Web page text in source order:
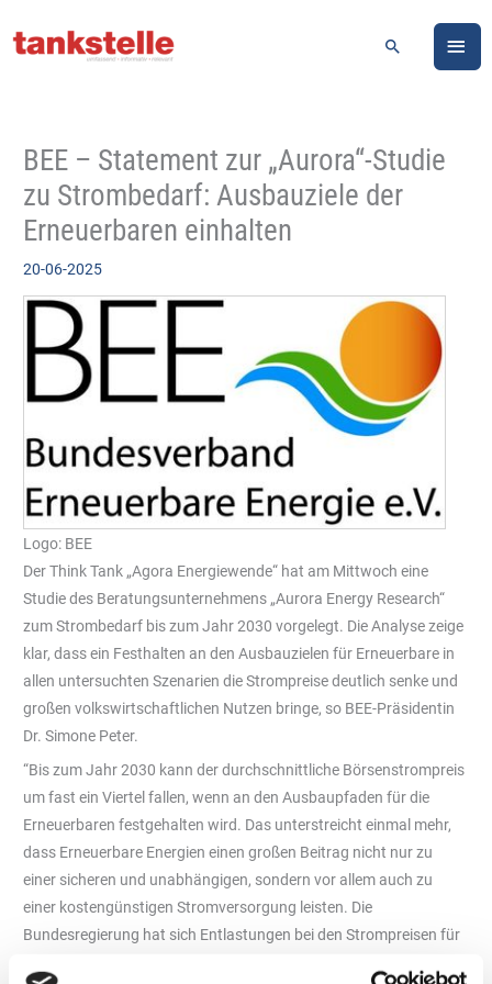
Inhalt
Suchen
BEE – Statement zur „Aurora“-Studie
zu Strombedarf: Ausbauziele der
Erneuerbaren einhalten
20-06-2025
Logo: BEE
Der Think Tank „Agora Energiewende“ hat am Mittwoch eine
Studie des Beratungsunternehmens „Aurora Energy Research“
zum Strombedarf bis zum Jahr 2030 vorgelegt. Die Analyse zeige
klar, dass ein Festhalten an den Ausbauzielen für Erneuerbare in
allen untersuchten Szenarien die Strompreise deutlich senke und
großen volkswirtschaftlichen Nutzen bringe, so BEE-Präsidentin
Dr. Simone Peter.
“Bis zum Jahr 2030 kann der durchschnittliche Börsenstrompreis
um fast ein Viertel fallen, wenn an den Ausbaupfaden für die
Erneuerbaren festgehalten wird. Das unterstreicht einmal mehr,
dass Erneuerbare Energien einen großen Beitrag nicht nur zu
einer sicheren und unabhängigen, sondern vor allem auch zu
einer kostengünstigen Stromversorgung leisten. Die
Bundesregierung hat sich Entlastungen bei den Strompreisen für